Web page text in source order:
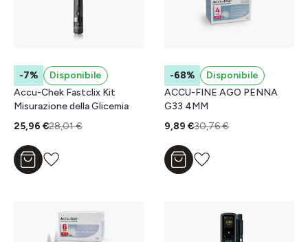
-7%
Disponibile
Accu-Chek Fastclix Kit
Misurazione della Glicemia
25,96 €28,01 €
Aggiungi al carrello
-68%
Disponibile
ACCU-FINE AGO PENNA
G33 4MM
9,89 €30,76 €
Aggiungi al carrello